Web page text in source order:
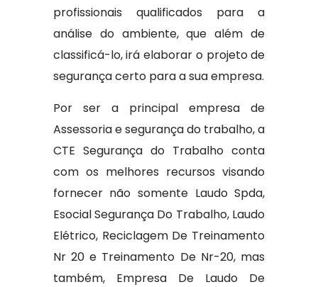
profissionais qualificados para a
análise do ambiente, que além de
classificá-lo, irá elaborar o projeto de
segurança certo para a sua empresa.
Por ser a principal empresa de
Assessoria e segurança do trabalho, a
CTE Segurança do Trabalho conta
com os melhores recursos visando
fornecer não somente Laudo Spda,
Esocial Segurança Do Trabalho, Laudo
Elétrico, Reciclagem De Treinamento
Nr 20 e Treinamento De Nr-20, mas
também, Empresa De Laudo De